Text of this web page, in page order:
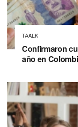
TAALK
Confirmaron
año en